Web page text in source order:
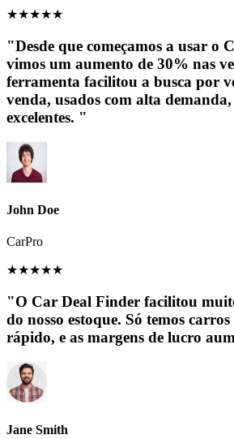
★★★★★
"Desde que começamos a usar o
vimos um aumento de 30% nas
ferramenta facilitou a busca por
venda, usados ​​com alta
excelentes. "
John Doe
CarPro
★★★★★
"O Car Deal Finder facilitou
do nosso estoque. Só temos
rápido, e as margens de lucro
Jane Smith